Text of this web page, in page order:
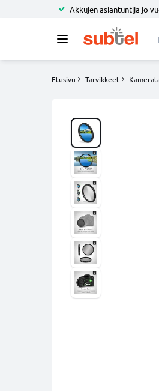
Akkujen asiantuntija jo
Etusivu Tarvikkeet